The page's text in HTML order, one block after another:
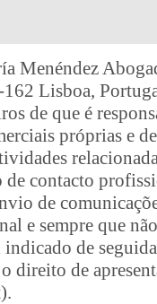
Menéndez
Lisboa,
de que é
próprias e
contacto
de
e sempre que
de
direito de